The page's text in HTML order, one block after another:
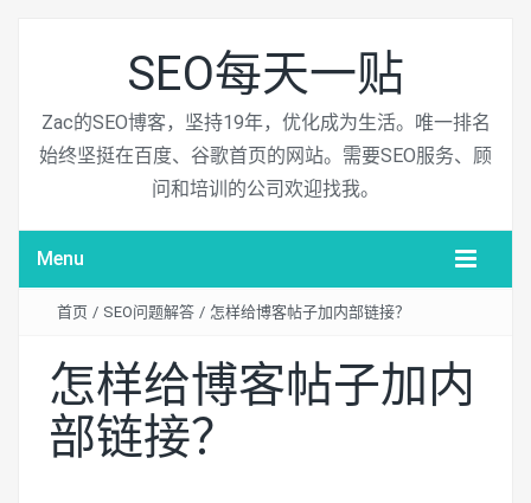
SEO每天一贴
Zac的SEO博客，坚持19年，优化成为生活。唯一排名
始终坚挺在百度、谷歌首页的网站。需要SEO服务、顾
问和培训的公司欢迎找我。
Menu
首页 / SEO问题解答 / 怎样给博客帖子加内部链接？
怎样给博客帖子加内
部链接？